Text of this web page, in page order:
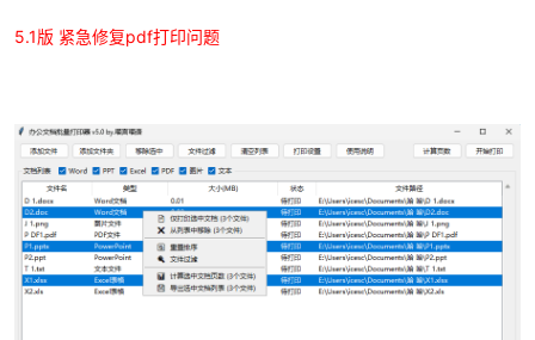
52
5.1版 紧急修复pdf打印问题